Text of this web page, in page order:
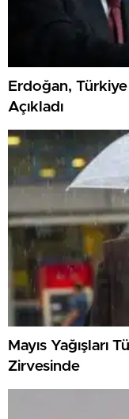
Erdoğan, Türkiye
Açıkladı
Mayıs Yağışları
Zirvesinde